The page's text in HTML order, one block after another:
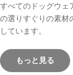
すべてのドッグウェ
の選りすぐりの素材
しています。
もっと見る